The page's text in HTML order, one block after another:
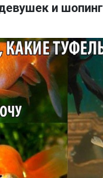
и шопинг